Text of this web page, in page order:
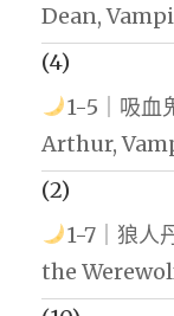
Dean,
(4)
1-5｜吸血
Arthur,
(2)
1-7｜狼人
the